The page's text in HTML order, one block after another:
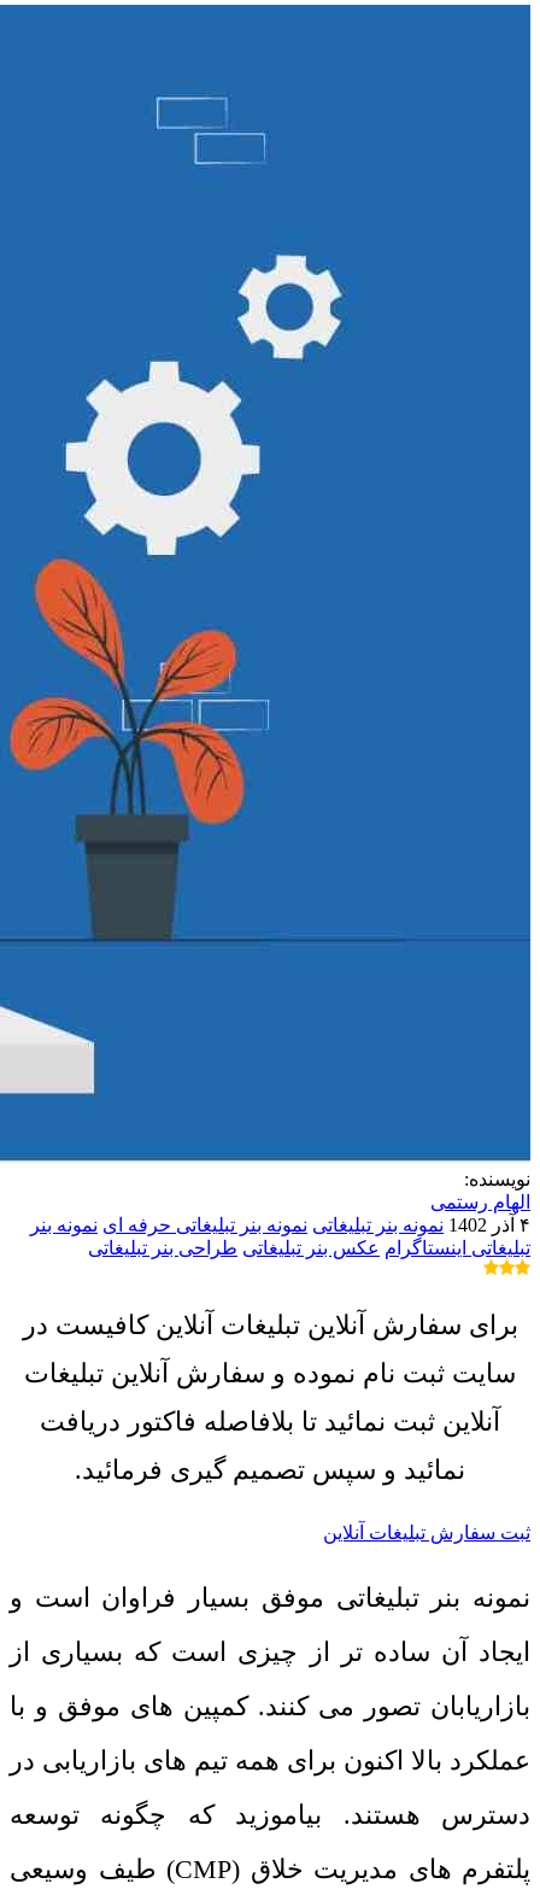
نویسنده:
الهام رستمی
۴ آذر 1402
نمونه بنر تبلیغاتی نمونه بنر تبلیغاتی حرفه ای نمونه بنر
تبلیغاتی اینستاگرام عکس بنر تبلیغاتی طراحی بنر تبلیغاتی
برای سفارش آنلاین تبلیغات آنلاین کافیست در
سایت ثبت نام نموده و سفارش آنلاین تبلیغات
آنلاین ثبت نمائید تا بلافاصله فاکتور دریافت
نمائید و سپس تصمیم گیری فرمائید.
ثبت سفارش تبلیغات آنلاین
نمونه بنر تبلیغاتی موفق بسیار فراوان است و
ایجاد آن ساده تر از چیزی است که بسیاری از
بازاریابان تصور می کنند. کمپین ‌های موفق و با
عملکرد بالا اکنون برای همه تیم‌ های بازاریابی در
دسترس هستند. بیاموزید که چگونه توسعه
پلتفرم‌ های مدیریت خلاق (CMP) طیف وسیعی